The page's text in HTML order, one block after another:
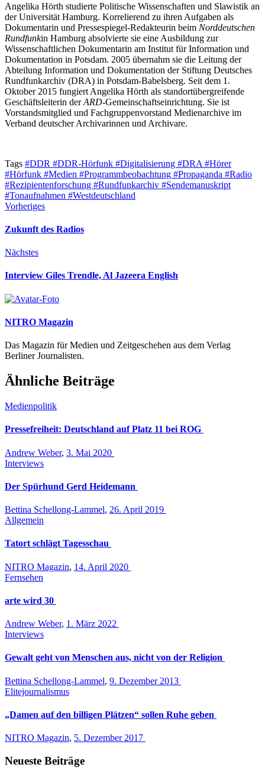
Angelika Hörth studierte Politische Wissenschaften und Slawistik an
der Universität Hamburg. Korrelierend zu ihren Aufgaben als
Dokumentarin und Pressespiegel-Redakteurin beim Norddeutschen
Rundfunkin Hamburg absolvierte sie eine Ausbildung zur
Wissenschaftlichen Dokumentarin am Institut für Information und
Dokumentation in Potsdam. 2005 übernahm sie die Leitung der
Abteilung Information und Dokumentation der Stiftung Deutsches
Rundfunkarchiv (DRA) in Potsdam-Babelsberg. Seit dem 1.
Oktober 2015 fungiert Angelika Hörth als standortübergreifende
Geschäftsleiterin derARD-Gemeinschaftseinrichtung. Sie ist
Vorstandsmitglied und Fachgruppenvorstand Medienarchive im
Verband deutscher Archivarinnen und Archivare.
Tags #DDR #DDR-Hörfunk #Digitalisierung #DRA #Hörer
#Hörfunk #Medien #Programmbeobachtung #Propaganda #Radio
#Rezipientenforschung #Rundfunkarchiv #Sendemanuskript
#Tonaufnahmen #Westdeutschland
Vorheriges
Zukunft des Radios
Nächstes
Interview Giles Trendle, Al Jazeera English
NITRO Magazin
Das Magazin für Medien und Zeitgeschehen aus dem Verlag
Berliner Journalisten.
Ähnliche Beiträge
Medienpolitik
Pressefreiheit: Deutschland auf Platz 11 bei ROG
Andrew Weber, 3. Mai 2020
Interviews
Der Spürhund Gerd Heidemann
Bettina Schellong-Lammel, 26. April 2019
Allgemein
Tatort schlägt Tagesschau
NITRO Magazin, 14. April 2020
Fernsehen
arte wird 30
Andrew Weber, 1. März 2022
Interviews
Gewalt geht von Menschen aus, nicht von der Religion
Bettina Schellong-Lammel, 9. Dezember 2013
Elitejournalismus
„Damen auf den billigen Plätzen“ sollen Ruhe geben
NITRO Magazin, 5. Dezember 2017
Neueste Beiträge